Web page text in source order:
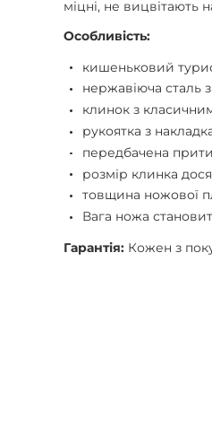
міцні, не вицвітають
Особливість:
кишеньковий
нержавіюча сталь
клинок з
рукоятка з
передбачена
розмір клинка
товщина ножової
Вага ножа
Гарантія: Кожен з